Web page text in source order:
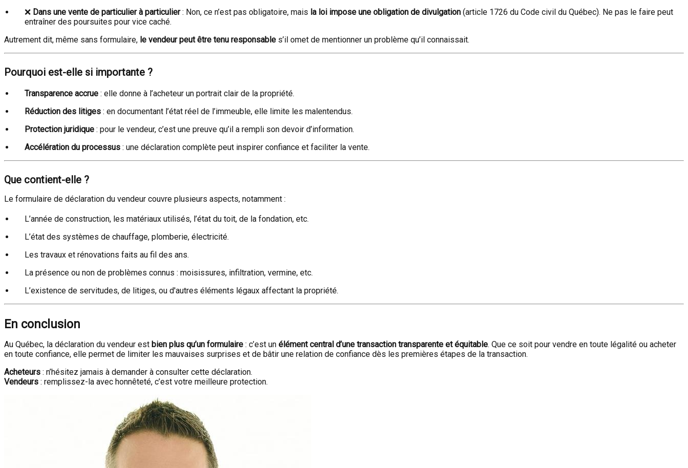
❌ Dans une vente de particulier à particulier: Non, ce n’est pas obligatoire, mais la loi impose une obligation de divulgation (article 1726 du Code civil du Québec). Ne pas le faire peut
entraîner des poursuites pour vice caché.
Autrement dit, même sans formulaire, le vendeur peut être tenu responsable s’il omet de mentionner un problème qu’il connaissait.
Pourquoi est-elle si importante ?
Transparence accrue : elle donne à l’acheteur un portrait clair de la propriété.
Réduction des litiges : en documentant l’état réel de l’immeuble, elle limite les malentendus.
Protection juridique : pour le vendeur, c’est une preuve qu’il a rempli son devoir d’information.
Accélération du processus : une déclaration complète peut inspirer confiance et faciliter la vente.
Que contient-elle ?
Le formulaire de déclaration du vendeur couvre plusieurs aspects, notamment :
L’année de construction, les matériaux utilisés, l’état du toit, de la fondation, etc.
L’état des systèmes de chauffage, plomberie, électricité.
Les travaux et rénovations faits au fil des ans.
La présence ou non de problèmes connus : moisissures, infiltration, vermine, etc.
L’existence de servitudes, de litiges, ou d'autres éléments légaux affectant la propriété.
En conclusion
Au Québec, la déclaration du vendeur est bien plus qu’un formulaire : c’est un élément central d’une transaction transparente et équitable. Que ce soit pour vendre en toute légalité ou acheter
en toute confiance, elle permet de limiter les mauvaises surprises et de bâtir une relation de confiance dès les premières étapes de la transaction.
Acheteurs : n’hésitez jamais à demander à consulter cette déclaration.
Vendeurs : remplissez-la avec honnêteté, c’est votre meilleure protection.